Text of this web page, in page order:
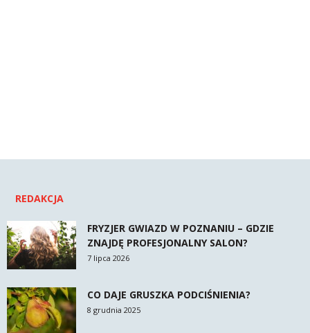
REDAKCJA
FRYZJER GWIAZD W POZNANIU – GDZIE
ZNAJDĘ PROFESJONALNY SALON?
7 lipca 2026
CO DAJE GRUSZKA PODCIŚNIENIA?
8 grudnia 2025